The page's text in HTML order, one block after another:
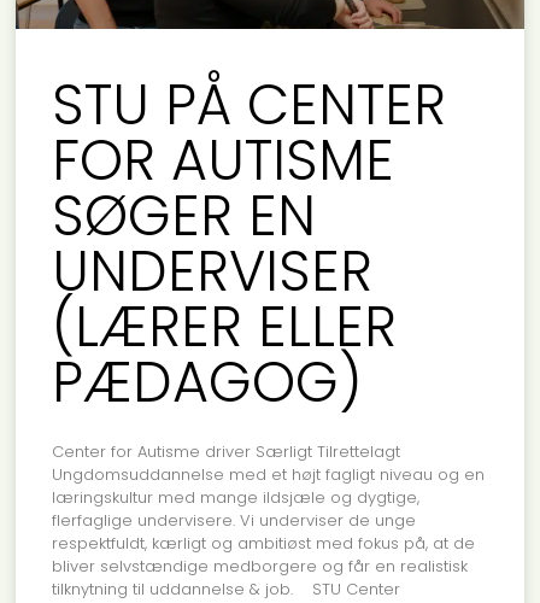
STU PÅ CENTER
FOR AUTISME
SØGER EN
UNDERVISER
(LÆRER ELLER
PÆDAGOG)
Center for Autisme driver Særligt Tilrettelagt
Ungdomsuddannelse med et højt fagligt niveau og en
læringskultur med mange ildsjæle og dygtige,
flerfaglige undervisere. Vi underviser de unge
respektfuldt, kærligt og ambitiøst med fokus på, at de
bliver selvstændige medborgere og får en realistisk
tilknytning til uddannelse & job. STU Center